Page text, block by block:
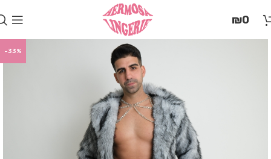
זֶה
₪0
-33%